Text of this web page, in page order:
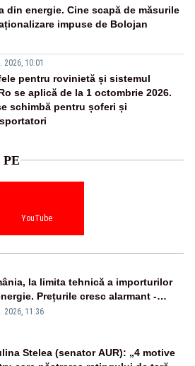
din energie. Cine scapă de măsurile
impuse de Bolojan
2026, 10:01
pentru rovinietă și sistemul
se aplică de la 1 octombrie 2026.
schimbă pentru șoferi și
YouTube
la limita tehnică a importurilor
Prețurile cresc alarmant -
Realitatea Plus
2026, 11:36
Stelea (senator AUR): „4 motive